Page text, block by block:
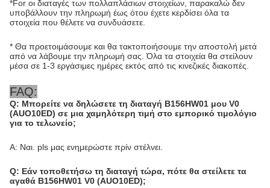
*For οι διαταγές των πολλαπλάσιων στοιχείων, παρακαλώ δεν
υποβάλλουν την πληρωμή έως ότου έχετε κερδίσει όλα τα
στοιχεία που θέλετε να συνδυάσετε.
* Θα προετοιμάσουμε και θα τακτοποιήσουμε την αποστολή μετά
από να λάβουμε την πληρωμή σας. Όλα τα στοιχεία θα στείλουν
μέσα σε 1-3 εργάσιμες ημέρες εκτός από τις κινεζικές διακοπές.
FAQ:
Q: Μπορείτε να δηλώσετε τη διαταγή B156HW01 μου V0
(AUO10ED) σε μια χαμηλότερη τιμή στο εμπορικό τιμολόγιο
για το τελωνείο;
Α: Ναι. pls μας ενημερώστε πρίν στέλνει.
Q: Εάν τοποθετήσω τη διαταγή τώρα, πότε θα στείλετε τα
αγαθά B156HW01 V0 (AUO10ED);